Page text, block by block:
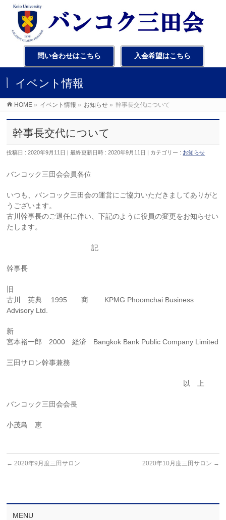
問い合わせはこちら 入会希望はこちら
イベント情報
HOME » イベント情報 » お知らせ » 幹事長交代について
幹事長交代について
投稿日 : 2020年9月11日 最終更新日時 : 2020年9月11日 カテゴリー : お知らせ
バンコック三田会会員各位
いつも、バンコック三田会の運営にご協力いただきましてありがと
うございます。
古川幹事長のご退任に伴い、下記のように役員の変更をお知らせい
たします。
記
幹事長
旧
古川 英典 1995 商 KPMG Phoomchai Business
Advisory Ltd.
新
宮本裕一郎 2000 経済 Bangkok Bank Public Company Limited
三田サロン幹事兼務
以 上
バンコック三田会会長
小茂鳥 恵
← 2020年9月度三田サロン 2020年10月度三田サロン →
MENU